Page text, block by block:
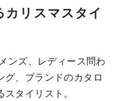
カリスマスタイ
ンズ、レディース問わ
、ブランドのカタロ
タイリスト。